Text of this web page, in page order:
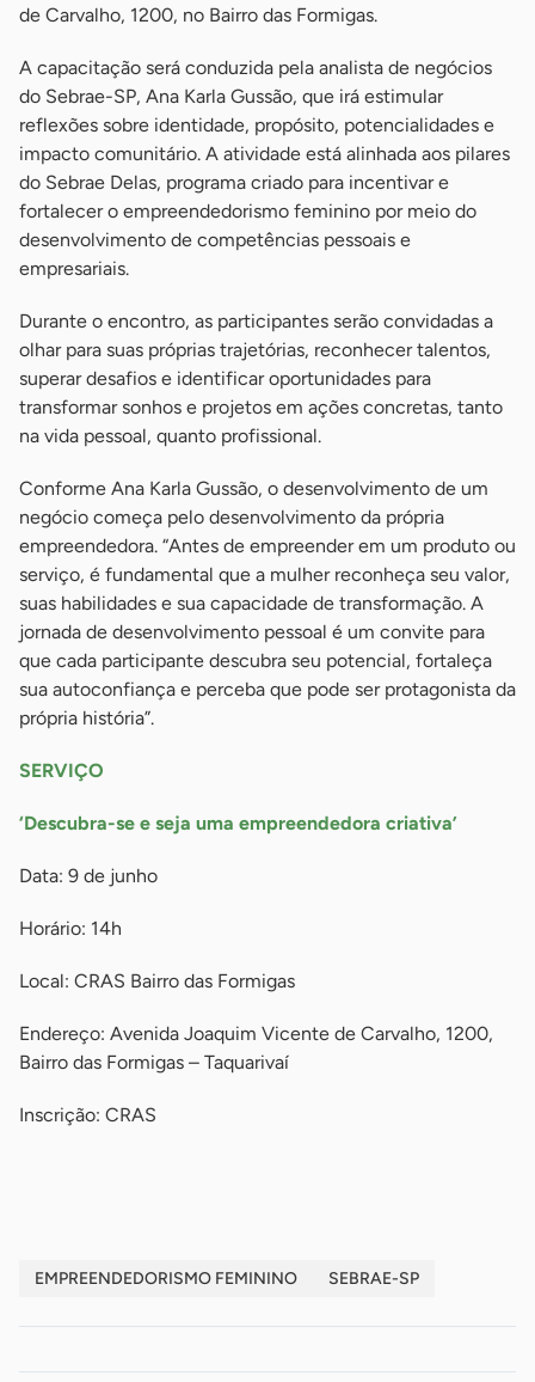
de Carvalho, 1200, no Bairro das Formigas.
A capacitação será conduzida pela analista de negócios
do Sebrae-SP, Ana Karla Gussão, que irá estimular
reflexões sobre identidade, propósito, potencialidades e
impacto comunitário. A atividade está alinhada aos pilares
do Sebrae Delas, programa criado para incentivar e
fortalecer o empreendedorismo feminino por meio do
desenvolvimento de competências pessoais e
empresariais.
Durante o encontro, as participantes serão convidadas a
olhar para suas próprias trajetórias, reconhecer talentos,
superar desafios e identificar oportunidades para
transformar sonhos e projetos em ações concretas, tanto
na vida pessoal, quanto profissional.
Conforme Ana Karla Gussão, o desenvolvimento de um
negócio começa pelo desenvolvimento da própria
empreendedora. “Antes de empreender em um produto ou
serviço, é fundamental que a mulher reconheça seu valor,
suas habilidades e sua capacidade de transformação. A
jornada de desenvolvimento pessoal é um convite para
que cada participante descubra seu potencial, fortaleça
sua autoconfiança e perceba que pode ser protagonista da
própria história”.
SERVIÇO
‘Descubra-se e seja uma empreendedora criativa’
Data: 9 de junho
Horário: 14h
Local: CRAS Bairro das Formigas
Endereço: Avenida Joaquim Vicente de Carvalho, 1200,
Bairro das Formigas – Taquarivaí
Inscrição: CRAS
EMPREENDEDORISMO FEMININO SEBRAE-SP